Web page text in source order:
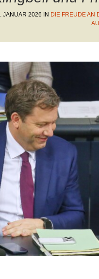
JANUAR 2026 IN DIE FREUDE AN